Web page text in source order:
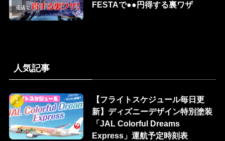
FESTAで●●円得する裏ワザ
人気記事
【フライトスケジュール毎日更
新】ディズニーデザイン特別塗装
「JAL Colorful Dreams
Express」運航予定時刻表